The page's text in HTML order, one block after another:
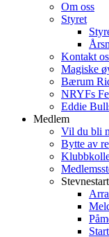
Om oss
Styret
Kontakt
Magiske
Bærum
NRYFs
Eddie
Medlem
Vil du bli
Bytte av
Stevnestart